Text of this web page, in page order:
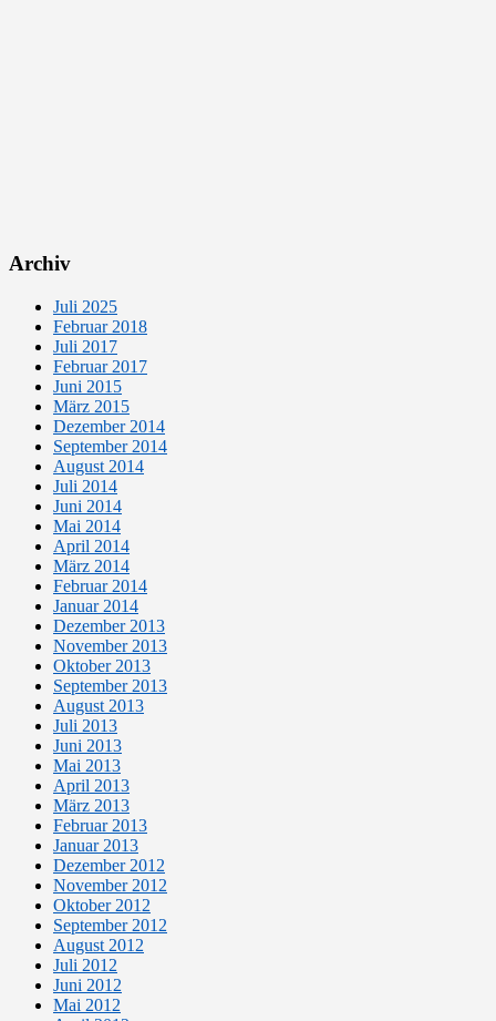
Archiv
Juli 2025
Februar 2018
Juli 2017
Februar 2017
Juni 2015
März 2015
Dezember 2014
September 2014
August 2014
Juli 2014
Juni 2014
Mai 2014
April 2014
März 2014
Februar 2014
Januar 2014
Dezember 2013
November 2013
Oktober 2013
September 2013
August 2013
Juli 2013
Juni 2013
Mai 2013
April 2013
März 2013
Februar 2013
Januar 2013
Dezember 2012
November 2012
Oktober 2012
September 2012
August 2012
Juli 2012
Juni 2012
Mai 2012